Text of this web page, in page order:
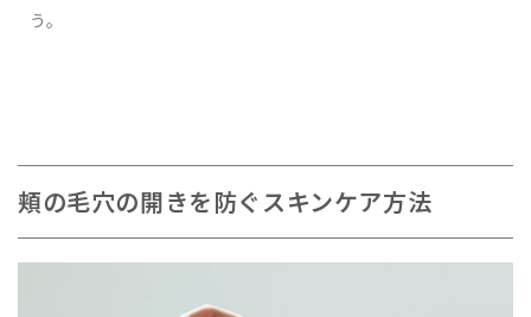
う。
頬の毛穴の開きを防ぐスキンケア方法